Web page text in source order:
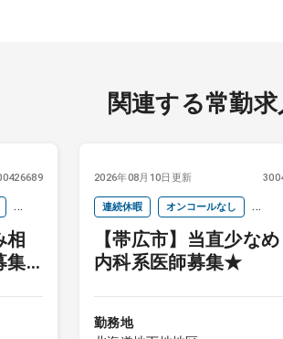
関連する常勤求
相
集
2026年08月10日更新
連続休暇 オンコールなし
セカンドキャリア
【帯広市】当直少な
内科系医師募集★
勤務地